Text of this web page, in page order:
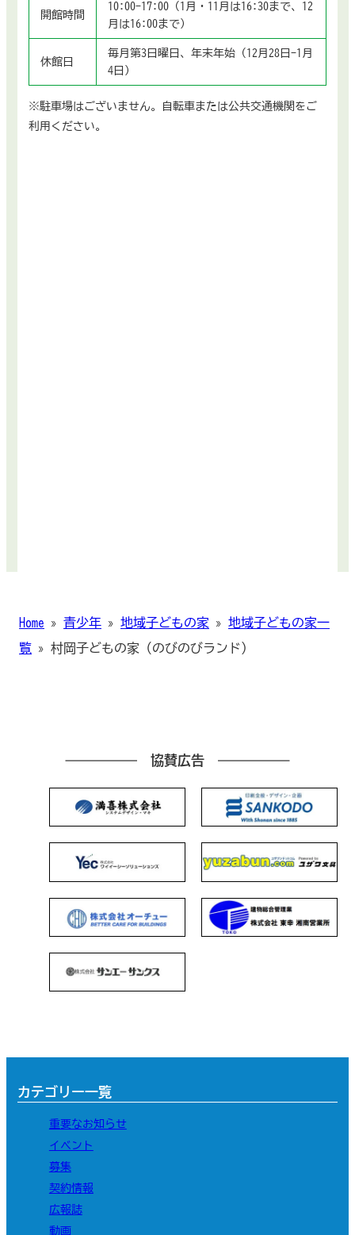
開館時間
10:00-17:00（1月・11月は16:30まで、12
月は16:00まで）
休館日
毎月第3日曜日、年末年始（12月28日-1月
4日）
※駐車場はございません。自転車または公共交通機関をご
利用ください。
Home » 青少年 » 地域子どもの家 » 地域子どもの家一
覧 » 村岡子どもの家（のびのびランド）
協賛広告
カテゴリー一覧
重要なお知らせ
イベント
募集
契約情報
広報誌
動画